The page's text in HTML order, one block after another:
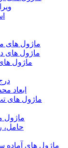
ماژول های
ماژول های
ماژول
ابعاد
ماژول های
ماژول
حامل،
ماژول های آماده